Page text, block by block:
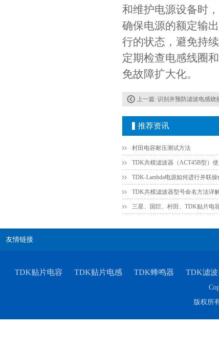
和维护电源设备时
确保电源的额定输
行的状态，避免持
定期检查电感线圈
免故障扩大化。
上一篇: 识别并预防滤波电感烧
推荐资讯
村田电容耐压测试方法
TDK共模滤波器（ACT45B型）
TDK共模滤波器型号命名方法详
三星、国巨、村田、TDK贴片电
友情链接
TDK贴片电容 TDK贴片电感 TDK蜂鸣器 TDK滤
版权所